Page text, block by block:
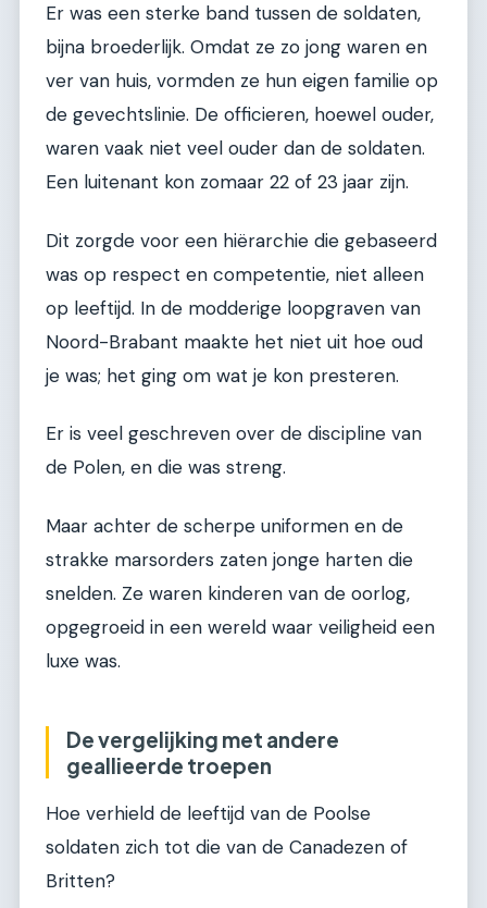
Er was een sterke band tussen de soldaten,
bijna broederlijk. Omdat ze zo jong waren en
ver van huis, vormden ze hun eigen familie op
de gevechtslinie. De officieren, hoewel ouder,
waren vaak niet veel ouder dan de soldaten.
Een luitenant kon zomaar 22 of 23 jaar zijn.
Dit zorgde voor een hiërarchie die gebaseerd
was op respect en competentie, niet alleen
op leeftijd. In de modderige loopgraven van
Noord-Brabant maakte het niet uit hoe oud
je was; het ging om wat je kon presteren.
Er is veel geschreven over de discipline van
de Polen, en die was streng.
Maar achter de scherpe uniformen en de
strakke marsorders zaten jonge harten die
snelden. Ze waren kinderen van de oorlog,
opgegroeid in een wereld waar veiligheid een
luxe was.
De vergelijking met andere
geallieerde troepen
Hoe verhield de leeftijd van de Poolse
soldaten zich tot die van de Canadezen of
Britten?